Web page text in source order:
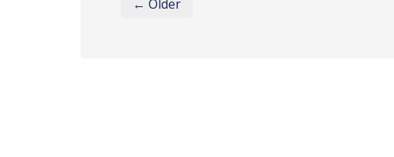
← Older